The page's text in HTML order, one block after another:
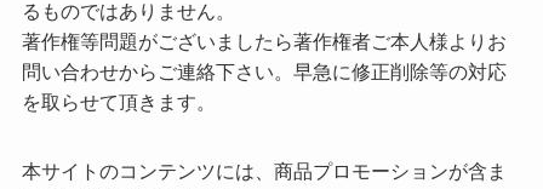
るものではありません。
著作権等問題がございましたら著作権者ご本人様よりお
問い合わせからご連絡下さい。早急に修正削除等の対応
を取らせて頂きます。
本サイトのコンテンツには、商品プロモーションが含ま